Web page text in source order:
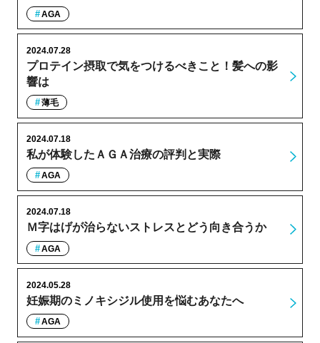
AGA
プロテイン摂取で気をつけるべきこと！髪への影
響は
2024.07.28
薄毛
私が体験したＡＧＡ治療の評判と実際
2024.07.18
AGA
Ｍ字はげが治らないストレスとどう向き合うか
2024.07.18
AGA
妊娠期のミノキシジル使用を悩むあなたへ
2024.05.28
AGA